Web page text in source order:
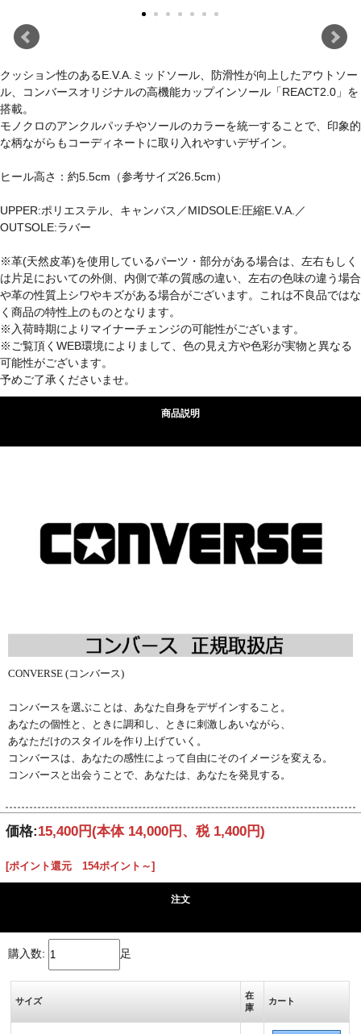
クッション性のあるE.V.A.ミッドソール、防滑性が向上したアウトソー
ル、コンバースオリジナルの高機能カップインソール「REACT2.0」を
搭載。
モノクロのアンクルパッチやソールのカラーを統一することで、印象的
な柄ながらもコーディネートに取り入れやすいデザイン。
ヒール高さ：約5.5cm（参考サイズ26.5cm）
UPPER:ポリエステル、キャンバス／MIDSOLE:圧縮E.V.A.／
OUTSOLE:ラバー
※革(天然皮革)を使用しているパーツ・部分がある場合は、左右もしく
は片足においての外側、内側で革の質感の違い、左右の色味の違う場合
や革の性質上シワやキズがある場合がございます。これは不良品ではな
く商品の特性上のものとなります。
※入荷時期によりマイナーチェンジの可能性がございます。
※ご覧頂くWEB環境によりまして、色の見え方や色彩が実物と異なる
可能性がございます。
予めご了承くださいませ。
商品説明
CONVERSE (コンバース)
コンバースを選ぶことは、あなた自身をデザインすること。
あなたの個性と、ときに調和し、ときに刺激しあいながら、
あなただけのスタイルを作り上げていく。
コンバースは、あなたの感性によって自由にそのイメージを変える。
コンバースと出会うことで、あなたは、あなたを発見する。
価格:15,400円(本体 14,000円、税 1,400円)
[ポイント還元 154ポイント～]
注文
購入数: 足
サイズ
在
庫
カート